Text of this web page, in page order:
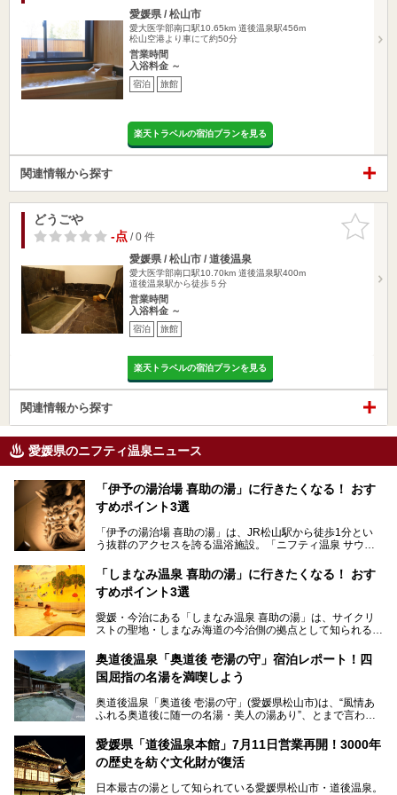
愛媛県 / 松山市
愛大医学部南口駅10.65km 道後温泉駅456m
松山空港より車にて約50分
営業時間
入浴料金 ～
宿泊 旅館
楽天トラベルの宿泊プランを見る
関連情報から探す
お気に入
りに追加
どうごや
-点/ 0 件
愛媛県 / 松山市 / 道後温泉
愛大医学部南口駅10.70km 道後温泉駅400m
道後温泉駅から徒歩５分
営業時間
入浴料金 ～
宿泊 旅館
楽天トラベルの宿泊プランを見る
関連情報から探す
愛媛県のニフティ温泉ニュース
「伊予の湯治場 喜助の湯」に行きたくなる！ おす
すめポイント3選
「伊予の湯治場 喜助の湯」は、JR松山駅から徒歩1分とい
う抜群のアクセスを誇る温浴施設。「ニフティ温泉 サウナ
ナーが訪れる人気スポットです。天然温泉・サウナ・岩盤
浴・食事・宿泊まで“癒しのすべて”がそろう人気施設の中で
も、特におすすめしたい3つのポイントについて厳選してお
「しまなみ温泉 喜助の湯」に行きたくなる！ おす
すめポイント3選
愛媛・今治にある「しまなみ温泉 喜助の湯」は、サイクリ
ストの聖地・しまなみ海道の今治側の拠点として知られる人
ばれていて、自転車ロッカーや工具、給水サービスなど、旅
人に嬉しい工夫がたっぷり。お風呂は内湯から半露天、サウ
ナまで種類豊富で広々空間。泉質も温度もバリエーション豊
ポイントについて厳選してお届けします。読めばきっと、行
きたくなること間違いなし！
奥道後温泉「奥道後 壱湯の守」宿泊レポート！四
国屈指の名湯を満喫しよう
奥道後温泉「奥道後 壱湯の守」(愛媛県松山市)は、“風情あ
ふれる奥道後に随一の名湯・美人の湯あり”、とまで言われ
露天風呂。日々の生活から隔離された非日常感を味わえま
す。
ト。今回はニフティ温泉ライターである筆者自ら宿泊し、名
愛媛県「道後温泉本館」7月11日営業再開！3000年
の歴史を紡ぐ文化財が復活
日本最古の湯として知られている愛媛県松山市・道後温泉。